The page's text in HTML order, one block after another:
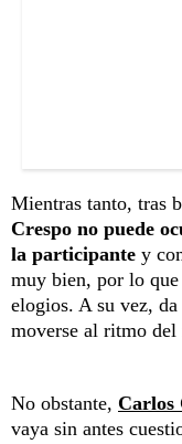
Mientras tanto, tras
Crespo no puede
la participante y
muy bien, por lo que
elogios. A su vez,
moverse al ritmo del
No obstante, Carlos
vaya sin antes